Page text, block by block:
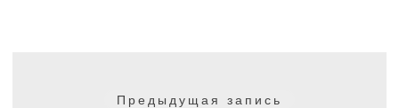
Предыдущая запись